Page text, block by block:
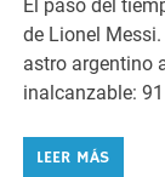
El paso del
de Lionel
astro argentino
inalcanzable:
LEER MÁS